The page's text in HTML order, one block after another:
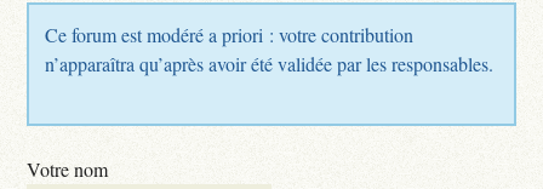
Ce forum est modéré a priori : votre contribution
n’apparaîtra qu’après avoir été validée par les responsables.
Votre nom